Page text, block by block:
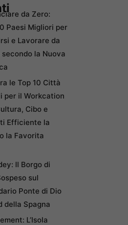
da Zero:
Paesi Migliori per
e Lavorare da
secondo la Nuova
le Top 10 Città
per il Workcation
Cibo e
Efficiente la
la Favorita
Il Borgo di
sul
Ponte di Dio
della Spagna
L’Isola